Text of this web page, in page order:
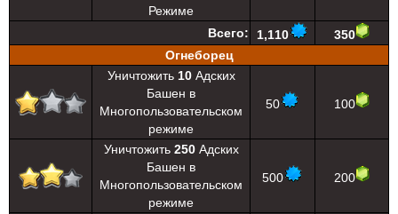
Режиме
Всего: 1,110
350
Огнеборец
Уничтожить 10Адских
Башен в
Многопользовательском
режиме
50 100
Уничтожить 250Адских
Башен в
Многопользовательском
режиме
500 200